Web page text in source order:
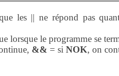
les || ne répond pas
lorsque le programme se
&& = si NOK, on